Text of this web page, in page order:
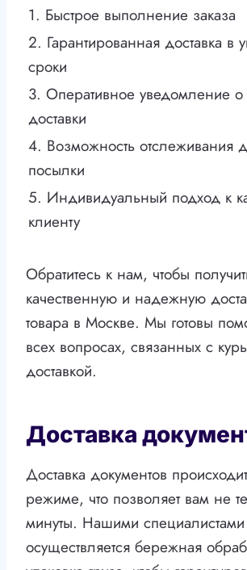
1. Быстрое выполнение заказа
2. Гарантированная доставка в
сроки
3. Оперативное уведомление о
доставки
4. Возможность отслеживания
посылки
5. Индивидуальный подход к
клиенту
Обратитесь к нам, чтобы
качественную и надежную
товара в Москве. Мы готовы
всех вопросах, связанных с
доставкой.
Доставка
Доставка документов
режиме, что позволяет вам не
минуты. Нашими специалистами
осуществляется бережная